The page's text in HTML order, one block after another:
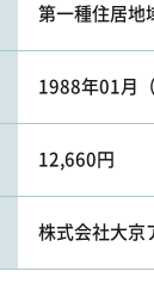
第一種住居地
1988年01月
12,660円
株式会社大京